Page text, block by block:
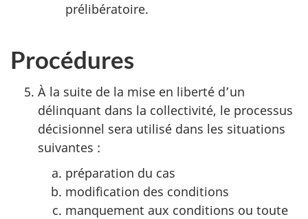
prélibératoire.
Procédures
À la suite de la mise en liberté d’un
délinquant dans la collectivité, le processus
décisionnel sera utilisé dans les situations
suivantes :
préparation du cas
modification des conditions
manquement aux conditions ou toute